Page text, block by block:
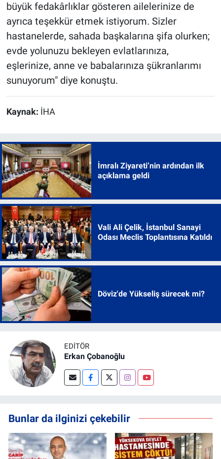
büyük fedakârlıklar gösteren ailelerinize de
ayrıca teşekkür etmek istiyorum. Sizler
hastanelerde, sahada başkalarına şifa olurken;
evde yolunuzu bekleyen evlatlarınıza,
eşlerinize, anne ve babalarınıza şükranlarımı
sunuyorum" diye konuştu.
Kaynak: İHA
İmralı Ziyareti’nin ardından ilk
açıklama geldi
Vali Ali Çelik, İstanbul Sanayi
Odası Meclis Toplantısına Katıldı
Döviz'de Yükseliş sürecek mi?
EDITÖR
Erkan Çobanoğlu
Bunlar da ilginizi çekebilir